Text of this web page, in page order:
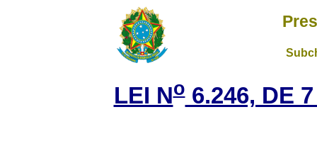
LEI No6.246, DE